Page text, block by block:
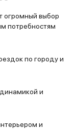
огромный выбор
потребностям
по городу и
и
и